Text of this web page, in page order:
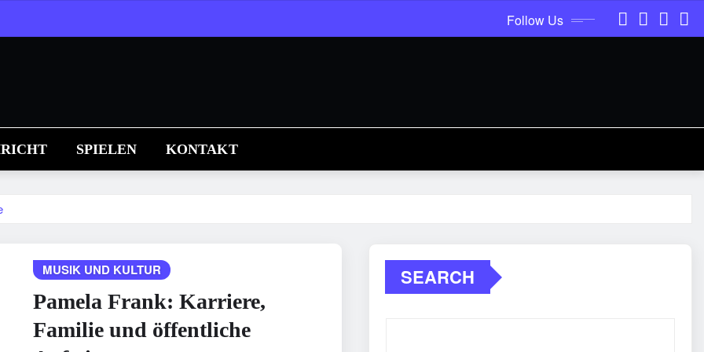
Follow Us
SPIELEN KONTAKT
MUSIK UND KULTUR
Pamela Frank: Karriere,
Familie und öffentliche
SEARCH